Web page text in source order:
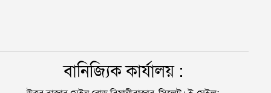
বানিজ্যিক কার্যালয় :